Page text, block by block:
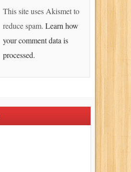
This site uses Akismet to
reduce spam. Learn how
your comment data is
processed.